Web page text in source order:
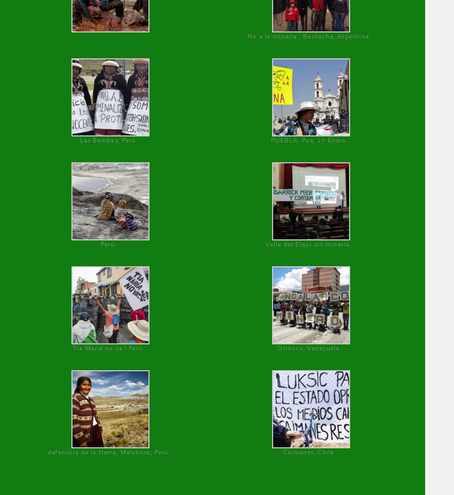
No a la minería , Bariloche, Argentina
Las Bambas, Perú PUEBLA, Pue, 27 Enero
Perú Valle del Elqui sin minería.
Tía María no va ! Perú Orinoco, Venezuela
defensora de la tierra, Melchora, Perú Caimanes, Chile